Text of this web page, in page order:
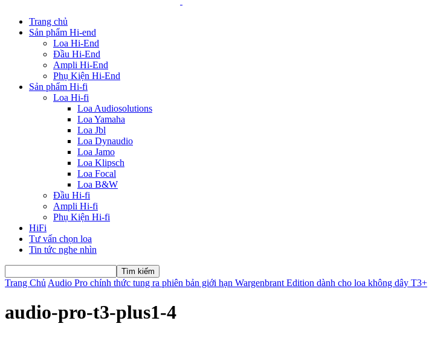
Trang chủ
Sản phẩm Hi-end
Loa Hi-End
Đầu Hi-End
Ampli Hi-End
Phụ Kiện Hi-End
Sản phẩm Hi-fi
Loa Hi-fi
Loa Audiosolutions
Loa Yamaha
Loa Jbl
Loa Dynaudio
Loa Jamo
Loa Klipsch
Loa Focal
Loa B&W
Đầu Hi-fi
Ampli Hi-fi
Phụ Kiện Hi-fi
HiFi
Tư vấn chọn loa
Tin tức nghe nhìn
Trang Chủ Audio Pro chính thức tung ra phiên bản giới hạn Wargenbrant Edition dành cho loa không dây T3+
audio-pro-t3-plus1-4